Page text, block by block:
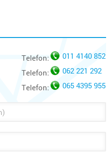
Telefon:
011 4140 852
Telefon:
062 221 292
Telefon:
065 4395 955